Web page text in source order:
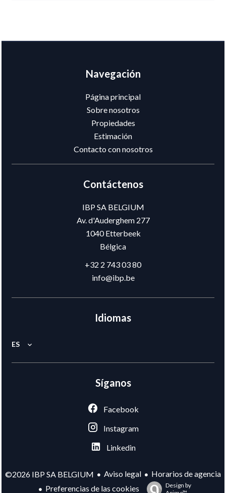
Navegación
Página principal
Sobre nosotros
Propiedades
Estimación
Contacto con nosotros
Contáctenos
IBP SA BELGIUM
Av. d'Auderghem 277
1040Etterbeek
Bélgica
+32 2 743 03 80
info@ibp.be
Idiomas
ES
Síganos
Facebook
Instagram
Linkedin
©2026 IBP SA BELGIUM Aviso legal
Horarios de agencia
Preferencias de las cookies
Design by